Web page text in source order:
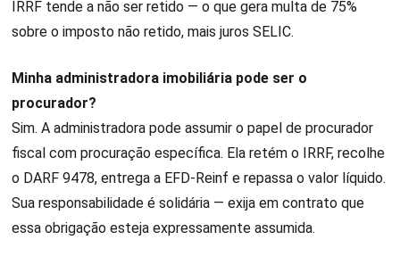
IRRF tende a não ser retido — o que gera multa de 75%
sobre o imposto não retido, mais juros SELIC.
Minha administradora imobiliária pode ser o
procurador?
Sim. A administradora pode assumir o papel de procurador
fiscal com procuração específica. Ela retém o IRRF, recolhe
o DARF 9478, entrega a EFD-Reinf e repassa o valor líquido.
Sua responsabilidade é solidária — exija em contrato que
essa obrigação esteja expressamente assumida.